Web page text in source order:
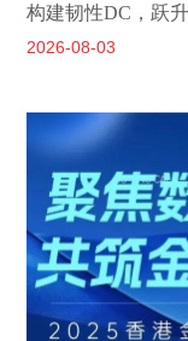
2026-08-03